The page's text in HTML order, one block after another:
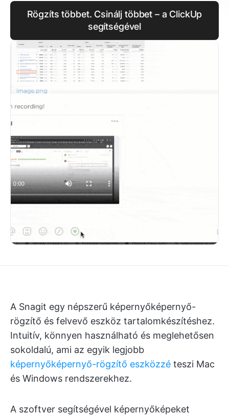
Rögzíts többet. Csinálj többet – a ClickUp
segítségével
A Snagit egy népszerű képernyőképernyő-
rögzítő és felvevő eszköz tartalomkészítéshez.
Intuitív, könnyen használható és meglehetősen
sokoldalú, ami az egyik legjobb
képernyőképernyő-rögzítő eszközzé teszi Mac
és Windows rendszerekhez.
A szoftver segítségével képernyőképeket